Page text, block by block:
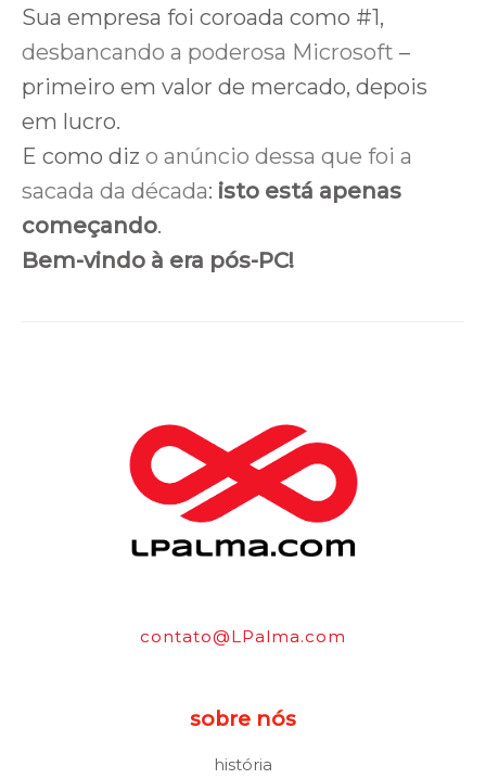
Sua empresa foi coroada como #1,
desbancando a poderosa Microsoft –
primeiro em valor de mercado, depois
em lucro.
E como diz o anúncio dessa que foi a
sacada da década: isto está apenas
começando.
Bem-vindo à era pós-PC!
contato@LPalma.com
sobre nós
história